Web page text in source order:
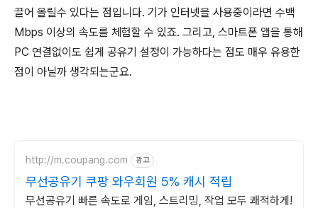
끌어 올릴수 있다는 점입니다. 기가 인터넷을 사용중이라면 수백
Mbps 이상의 속도를 체험할 수 있죠. 그리고, 스마트폰 앱을 통해
PC 연결없이도 쉽게 공유기 설정이 가능하다는 점도 매우 유용한
점이 아닐까 생각되는군요.
http://m.coupang.com 광고
무선공유기 쿠팡 와우회원 5% 캐시 적립
무선공유기 빠른 속도로 게임, 스트리밍, 작업 모두 쾌적하게!